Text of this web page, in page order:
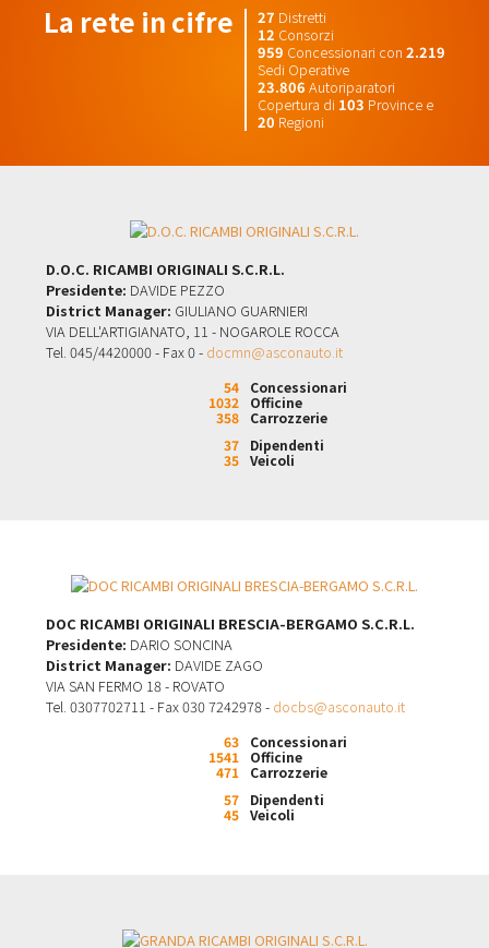
La rete in cifre 27 Distretti
12 Consorzi
959 Concessionari con 2.219
Sedi Operative
23.806 Autoriparatori
Copertura di 103 Province e
20 Regioni
D.O.C. RICAMBI ORIGINALI S.C.R.L.
Presidente: DAVIDE PEZZO
District Manager: GIULIANO GUARNIERI
VIA DELL'ARTIGIANATO, 11 - NOGAROLE ROCCA
Tel. 045/4420000 - Fax 0 - docmn@asconauto.it
54
Concessionari
1032
Officine
358
Carrozzerie
37
Dipendenti
35 Veicoli
DOC RICAMBI ORIGINALI BRESCIA-BERGAMO S.C.R.L.
Presidente: DARIO SONCINA
District Manager: DAVIDE ZAGO
VIA SAN FERMO 18 - ROVATO
Tel. 0307702711 - Fax 030 7242978 - docbs@asconauto.it
63
Concessionari
1541
Officine
471
Carrozzerie
57
Dipendenti
45 Veicoli